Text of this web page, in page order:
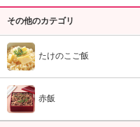
その他のカテゴリ
たけのこご飯
赤飯